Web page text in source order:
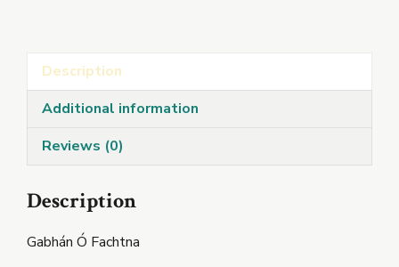
Description
Additional information
Reviews (0)
Description
Gabhán Ó Fachtna